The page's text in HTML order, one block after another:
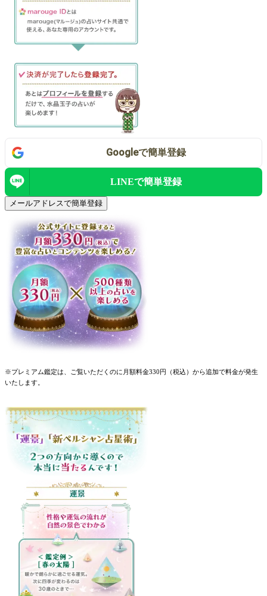
Googleで簡単登録
LINEで簡単登録
メールアドレスで簡単登録
※プレミアム鑑定は、ご覧いただくのに月額料金330円（税込）から追加で料金が発生
いたします。